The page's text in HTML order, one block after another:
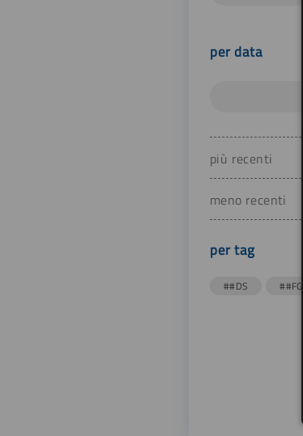
per data
più recenti
meno recenti
per tag
##DS ##FGU